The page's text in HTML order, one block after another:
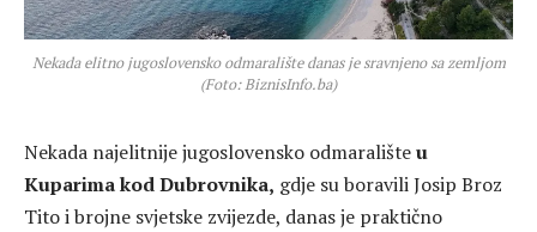
Nekada elitno jugoslovensko odmaralište danas je sravnjeno sa zemljom
(Foto: BiznisInfo.ba)
Nekada najelitnije jugoslovensko odmarališteu
Kuparima kod Dubrovnika, gdje su boravili Josip Broz
Tito i brojne svjetske zvijezde, danas je praktično